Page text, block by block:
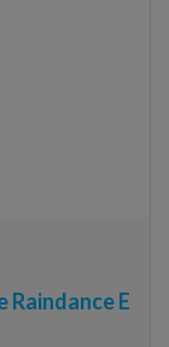
E